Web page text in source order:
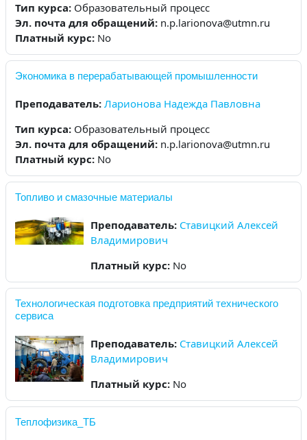
Тип курса: Образовательный процесс
Эл. почта для обращений: n.p.larionova@utmn.ru
Платный курс: No
Экономика в перерабатывающей промышленности
Преподаватель: Ларионова Надежда Павловна
Тип курса: Образовательный процесс
Эл. почта для обращений: n.p.larionova@utmn.ru
Платный курс: No
Топливо и смазочные материалы
Преподаватель: Ставицкий Алексей
Владимирович
Платный курс: No
Технологическая подготовка предприятий технического
сервиса
Преподаватель: Ставицкий Алексей
Владимирович
Платный курс: No
Теплофизика_ТБ